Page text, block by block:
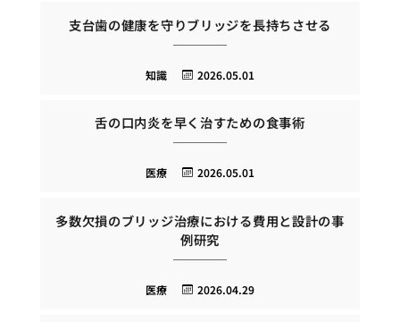
支台歯の健康を守りブリッジを長持ちさせる
2026.05.01
知識
舌の口内炎を早く治すための食事術
2026.05.01
医療
多数欠損のブリッジ治療における費用と設計の事
例研究
2026.04.29
医療